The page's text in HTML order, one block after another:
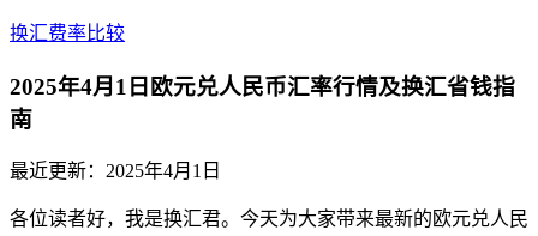
换汇费率比较
2025年4月1日欧元兑人民币汇率行情及换汇省钱指
南
最近更新： 2025年4月1日
各位读者好，我是换汇君。今天为大家带来最新的欧元兑人民